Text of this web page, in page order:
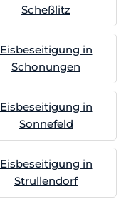
Scheßlitz
Eisbeseitigung in
Schonungen
Eisbeseitigung in
Sonnefeld
Eisbeseitigung in
Strullendorf